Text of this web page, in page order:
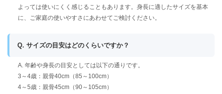
よっては使いにくく感じることもあります。身長に適したサイズを基本
に、ご家庭の使いやすさにあわせてご検討ください。
Q. サイズの目安はどのくらいですか？
A. 年齢や身長の目安としては以下の通りです。
3～4歳：親骨40cm（85～100cm）
4～5歳：親骨45cm（90～105cm）